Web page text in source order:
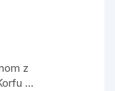
z
...